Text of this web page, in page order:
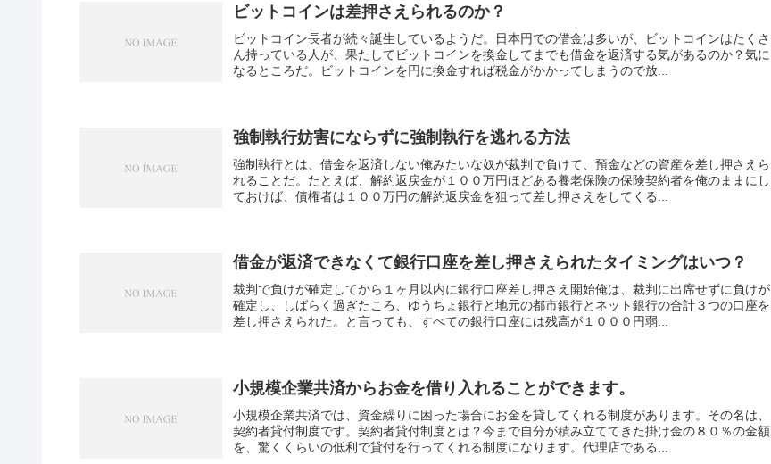
ビットコインは差押さえられるのか？
ビットコイン長者が続々誕生しているようだ。日本円での借金は多いが、ビットコインはたくさ
ん持っている人が、果たしてビットコインを換金してまでも借金を返済する気があるのか？気に
なるところだ。ビットコインを円に換金すれば税金がかかってしまうので放...
強制執行妨害にならずに強制執行を逃れる方法
強制執行とは、借金を返済しない俺みたいな奴が裁判で負けて、預金などの資産を差し押さえら
れることだ。たとえば、解約返戻金が１００万円ほどある養老保険の保険契約者を俺のままにし
ておけば、債権者は１００万円の解約返戻金を狙って差し押さえをしてくる...
借金が返済できなくて銀行口座を差し押さえられたタイミングはいつ？
裁判で負けが確定してから１ヶ月以内に銀行口座差し押さえ開始俺は、裁判に出席せずに負けが
確定し、しばらく過ぎたころ、ゆうちょ銀行と地元の都市銀行とネット銀行の合計３つの口座を
差し押さえられた。と言っても、すべての銀行口座には残高が１０００円弱...
小規模企業共済からお金を借り入れることができます。
小規模企業共済では、資金繰りに困った場合にお金を貸してくれる制度があります。その名は、
契約者貸付制度です。契約者貸付制度とは？今まで自分が積み立ててきた掛け金の８０％の金額
を、驚くくらいの低利で貸付を行ってくれる制度になります。代理店である...